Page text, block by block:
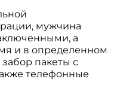
мужчина
а
и в определенном
пакеты с
телефонные